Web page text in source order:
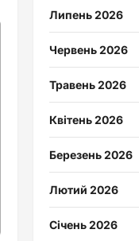
Липень 2026
Червень 2026
Травень 2026
Квітень 2026
Березень 2026
Лютий 2026
Січень 2026